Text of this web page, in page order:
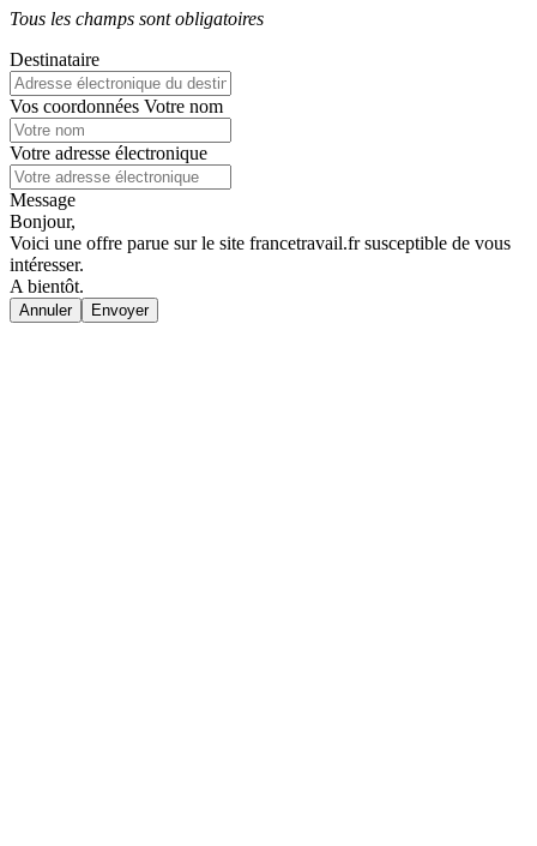
Tous les champs sont obligatoires
Destinataire
Vos coordonnées Votre nom
Votre adresse électronique
Message
Bonjour,
Voici une offre parue sur le site francetravail.fr susceptible de vous
intéresser.
A bientôt.
Annuler